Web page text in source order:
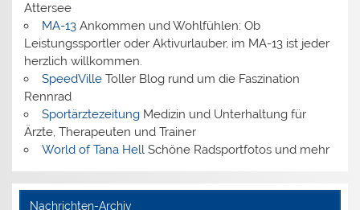
Attersee
MA-13Ankommen und Wohlfühlen: Ob
Leistungssportler oder Aktivurlauber, im MA-13 ist jeder
herzlich willkommen.
SpeedVilleToller Blog rund um die Faszination
Rennrad
SportärztezeitungMedizin und Unterhaltung für
Ärzte, Therapeuten und Trainer
World of Tana HellSchöne Radsportfotos und mehr
Nachrichten-Archiv